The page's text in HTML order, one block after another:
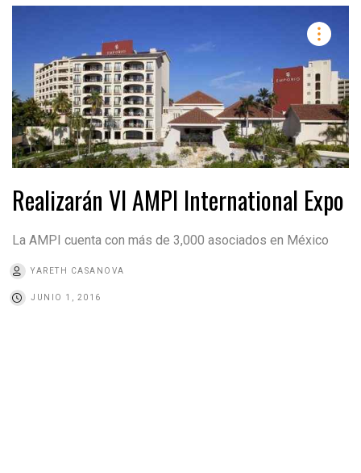
Realizarán VI AMPI International Expo
La AMPI cuenta con más de 3,000 asociados en México
YARETH CASANOVA
JUNIO 1, 2016